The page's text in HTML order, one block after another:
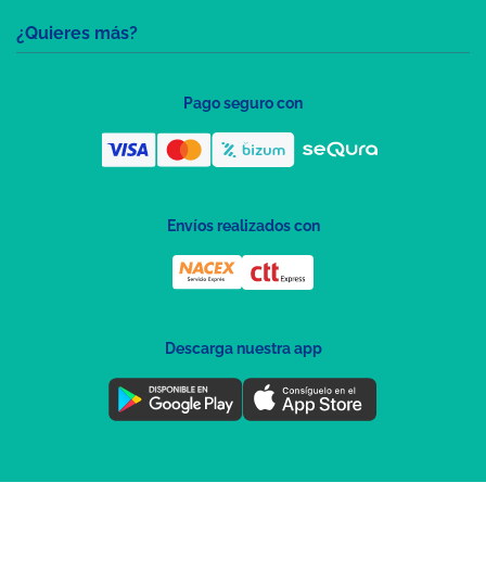
¿Quieres más?
Pago seguro con
Envíos realizados con
Descarga nuestra app